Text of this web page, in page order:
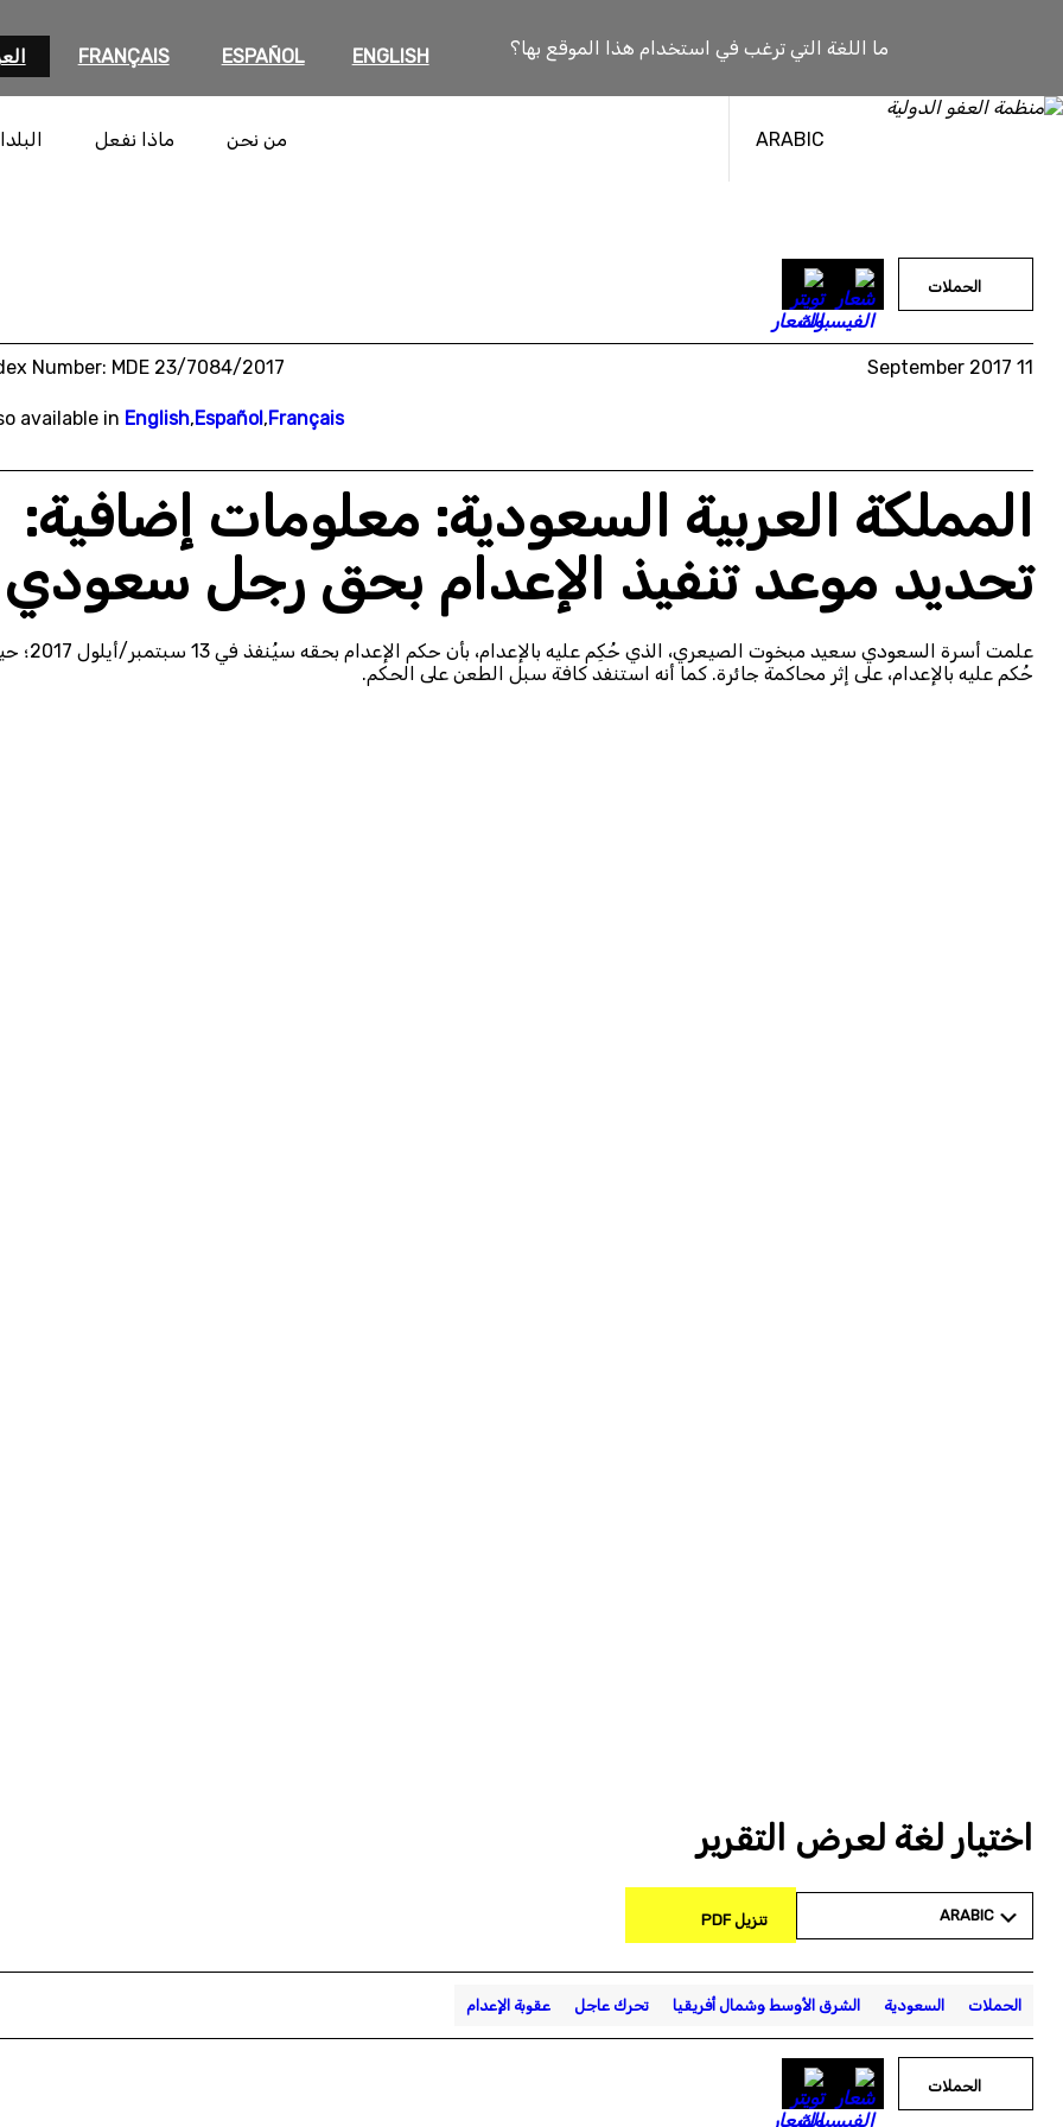
ما اللغة التي ترغب في استخدام هذا الموقع بها؟ ENGLISH
ESPAÑOL
FRANÇAIS
ARABIC من نحن ماذا نفعل
الحملات
11 September 2017
Number: MDE 23/7084/2017
available in English,Español,Français
المملكة العربية السعودية: معلومات إضافية:
تحديد موعد تنفيذ الإعدام بحق رجل سعودي
علمت أسرة السعودي سعيد مبخوت الصيعري، الذي حُكِم عليه
حُكم عليه بالإعدام، على إثر محاكمة جائرة. كما أنه استنفد كافة سبل الطعن على الحكم.
اختيار لغة لعرض التقرير
ARABIC تنزيل PDF
الحملات السعودية الشرق الأوسط وشمال أفريقيا تحرك عاجل عقوبة الإعدام
الحملات